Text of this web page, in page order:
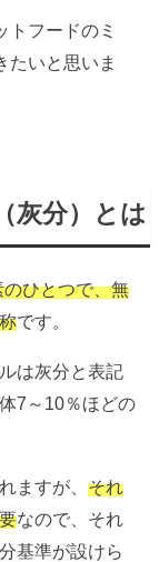
トフードのミ
たいと思いま
灰分）とは
ひとつで、無
です。
は灰分と表記
7～10％ほどの
ますが、それ
なので、それ
基準が設けら